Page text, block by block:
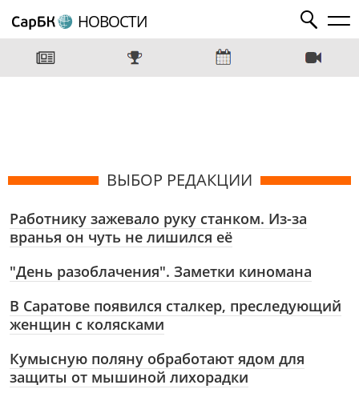
НОВОСТИ
ВЫБОР РЕДАКЦИИ
Работнику зажевало руку станком. Из-за
вранья он чуть не лишился её
"День разоблачения". Заметки киномана
В Саратове появился сталкер, преследующий
женщин с колясками
Кумысную поляну обработают ядом для
защиты от мышиной лихорадки